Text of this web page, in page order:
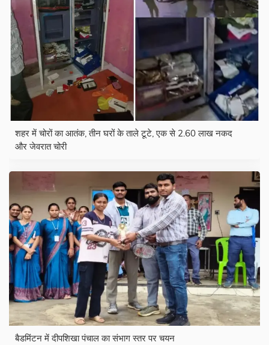
शहर में चोरों का आतंक, तीन घरों के ताले टूटे, एक से 2.60 लाख नकद
और जेवरात चोरी
बैडमिंटन में दीपशिखा पंचाल का संभाग स्तर पर चयन